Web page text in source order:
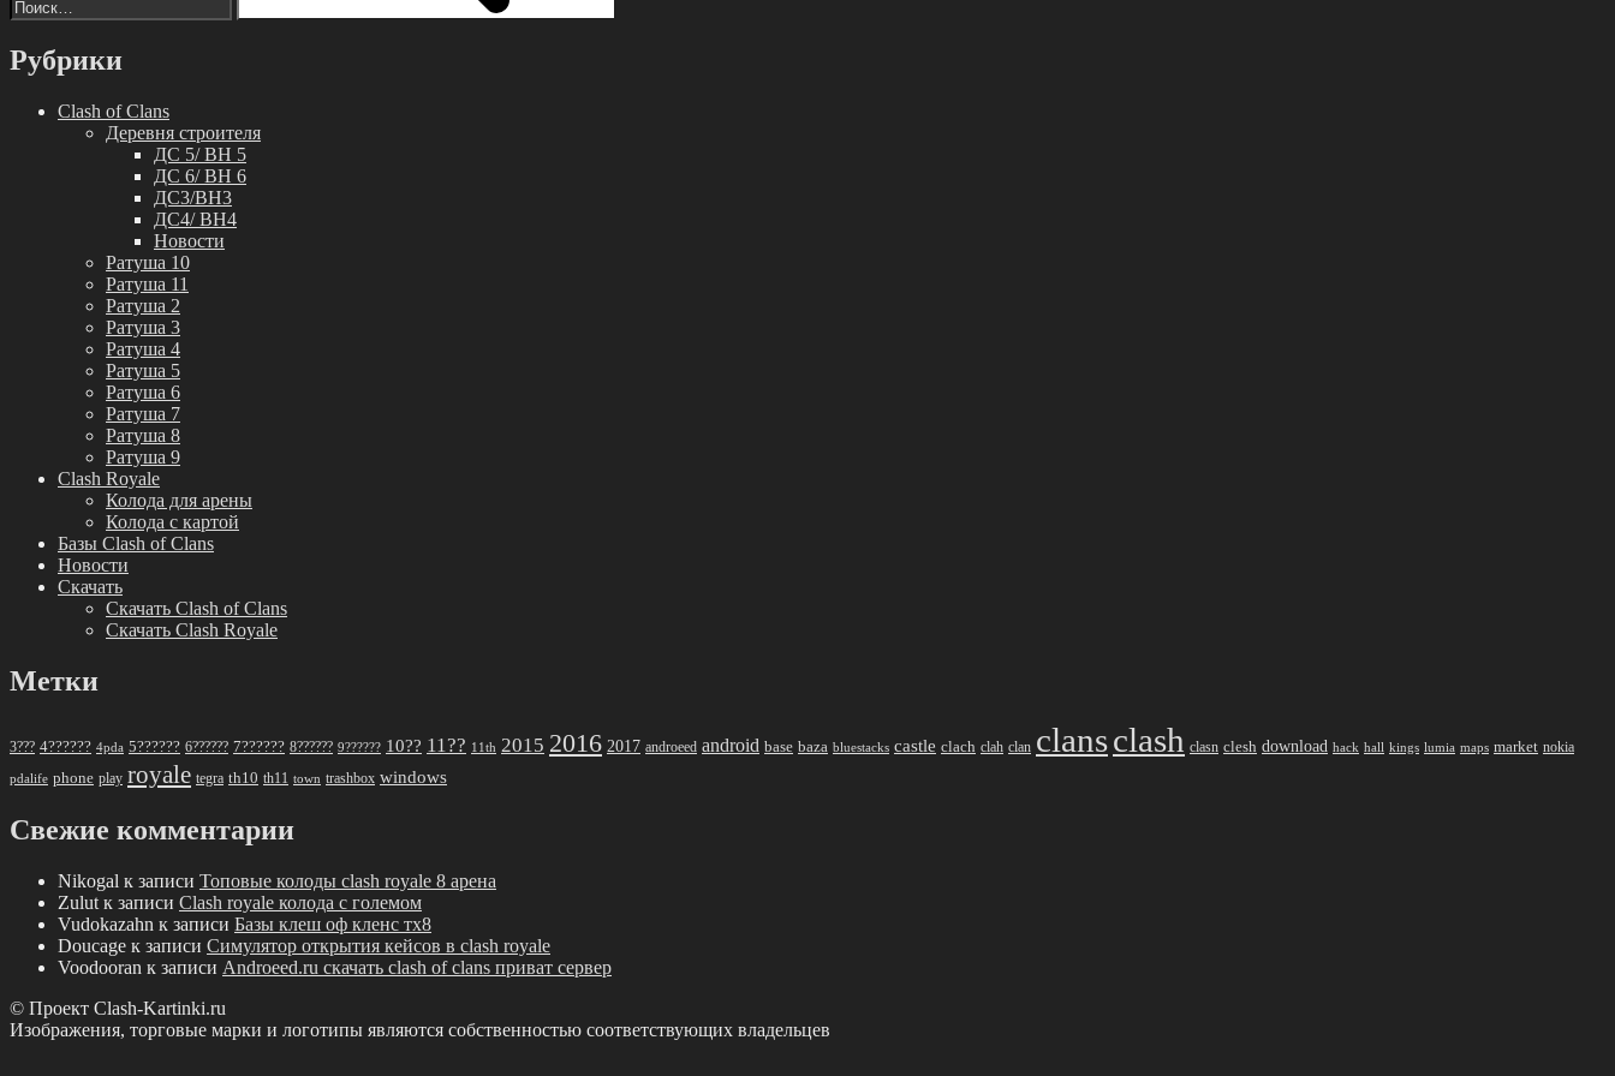
Рубрики
Clash of Clans
Деревня строителя
ДС 5/ BH 5
ДС 6/ BH 6
ДС3/BH3
ДС4/ BH4
Новости
Ратуша 10
Ратуша 11
Ратуша 2
Ратуша 3
Ратуша 4
Ратуша 5
Ратуша 6
Ратуша 7
Ратуша 8
Ратуша 9
Clash Royale
Колода для арены
Колода с картой
Базы Clash of Clans
Новости
Скачать
Скачать Clash of Clans
Скачать Clash Royale
Метки
3??? 4?????? 4pda 5?????? 6?????? 7?????? 8?????? 9?????? 10?? 11?? 11th 2015 2016 2017 androeed android base baza bluestacks castle clach clah clan clansclash clasn clesh download hack hall kings lumia maps market nokia
pdalife phone play royale tegra th10 th11 town trashbox windows
Свежие комментарии
Nikogal к записи Топовые колоды clash royale 8 арена
Zulut к записи Clash royale колода с големом
Vudokazahn к записи Базы клеш оф кленс тх8
Doucage к записи Симулятор открытия кейсов в clash royale
Voodooran к записи Androeed.ru скачать clash of clans приват сервер
© Проект Clash-Kartinki.ru
Изображения, торговые марки и логотипы являются собственностью соответствующих владельцев